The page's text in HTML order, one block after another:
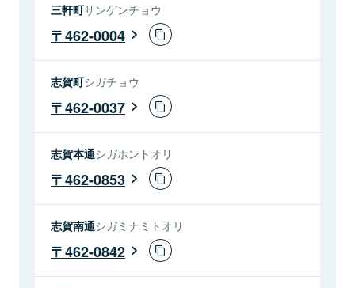
三軒町サンゲンチョウ
462-0004
志賀町シガチョウ
462-0037
志賀本通シガホントオリ
462-0853
志賀南通シガミナミトオリ
462-0842